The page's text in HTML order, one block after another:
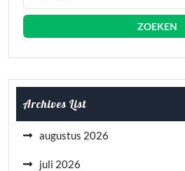
Archives List
augustus 2026
juli 2026